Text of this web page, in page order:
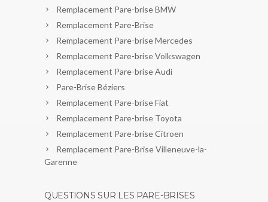
Remplacement Pare-brise BMW
Remplacement Pare-Brise
Remplacement Pare-brise Mercedes
Remplacement Pare-brise Volkswagen
Remplacement Pare-brise Audi
Pare-Brise Béziers
Remplacement Pare-brise Fiat
Remplacement Pare-brise Toyota
Remplacement Pare-brise Citroen
Remplacement Pare-Brise Villeneuve-la-
Garenne
QUESTIONS SUR LES PARE-BRISES